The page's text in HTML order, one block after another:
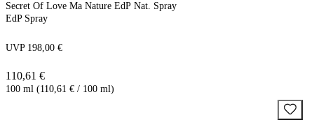
Secret Of Love Ma Nature EdP Nat. Spray
EdP Spray
UVP 198,00 €
110,61 €
100 ml (110,61 € / 100 ml)